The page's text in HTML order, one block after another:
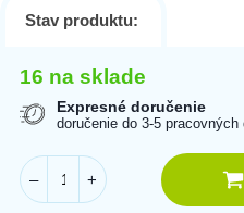
Stav produktu:
16 na sklade
Expresné doručenie
doručenie do 3-5 pracovných
– +